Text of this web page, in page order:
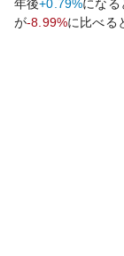
年後+0.79%になる
が-8.99%に比べる